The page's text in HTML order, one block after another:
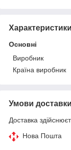
Характеристики
Основні
Виробник
Країна виробник
Умови доставки
Доставка
Нова Пошта